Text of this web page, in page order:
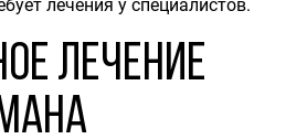
лечения у специалистов.
лечение